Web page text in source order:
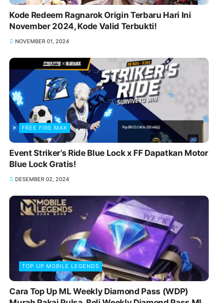
Kode Redeem Ragnarok Origin Terbaru Hari Ini
November 2024, Kode Valid Terbukti!
NOVEMBER 01, 2024
FREE FIRE MAX
Event Striker’s Ride Blue Lock x FF Dapatkan Motor
Blue Lock Gratis!
DESEMBER 02, 2024
TOP UP MOBILE LEGENDS
Cara Top Up ML Weekly Diamond Pass (WDP)